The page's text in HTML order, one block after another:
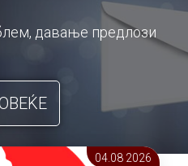
давање предлози
04.08 2026